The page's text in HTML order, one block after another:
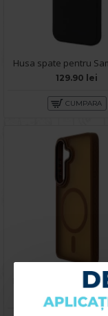
129.90 lei
CUMPARA
129.90 lei